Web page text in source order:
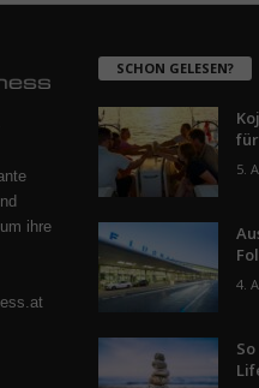
ihre
SCHON GELESEN?
5.
4.